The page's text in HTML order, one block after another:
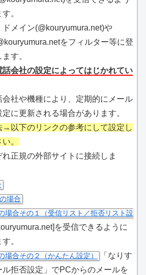
。
ドメイン(@kouryumura.net)や
をフィルター等に登
す。
会社の設定によってはじかれてい
会社や機種により、定期的にメール
に更新される場合があります。
→以下のリンクの参考にして設定し
。
れ正規の外部サイトに接続しま
場合
場合その１（受信リスト／拒否リスト設
を受信できるように
。
場合その２（かんたん設定）
「なりす
ル拒否設定」でPCからのメールを